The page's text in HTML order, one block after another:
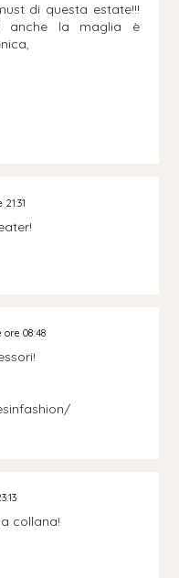
di questa estate!!!
anche la maglia è
08:48
collana!